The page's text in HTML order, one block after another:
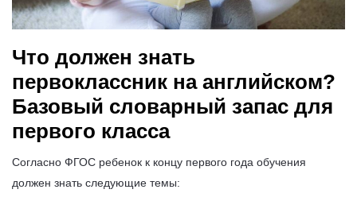
Что должен знать
первоклассник на английском?
Базовый словарный запас для
первого класса
Согласно ФГОС ребенок к концу первого года обучения
должен знать следующие темы: